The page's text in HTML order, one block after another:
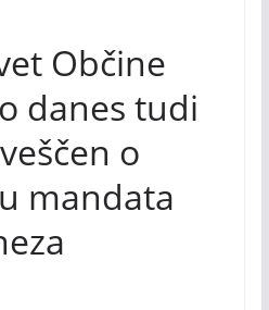
Občine
danes tudi
o
mandata